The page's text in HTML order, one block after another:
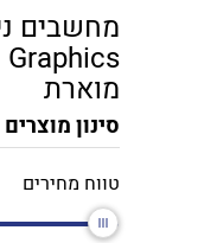
מוארת
סינון מוצרים
טווח מחירים